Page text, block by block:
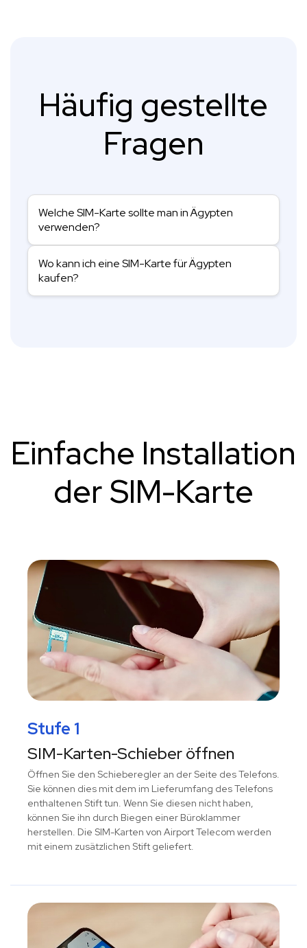
Häufig gestellte
Fragen
Welche SIM-Karte sollte man in Ägypten
verwenden?
Wo kann ich eine SIM-Karte für Ägypten
kaufen?
Einfache Installation
der SIM-Karte
Stufe 1
SIM-Karten-Schieber öffnen
Öffnen Sie den Schieberegler an der Seite des Telefons.
Sie können dies mit dem im Lieferumfang des Telefons
enthaltenen Stift tun. Wenn Sie diesen nicht haben,
können Sie ihn durch Biegen einer Büroklammer
herstellen. Die SIM-Karten von Airport Telecom werden
mit einem zusätzlichen Stift geliefert.